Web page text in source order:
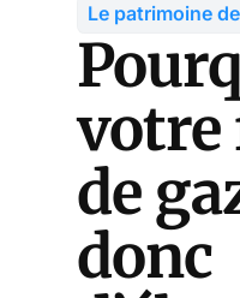
Le patrimoine
votre
de
donc